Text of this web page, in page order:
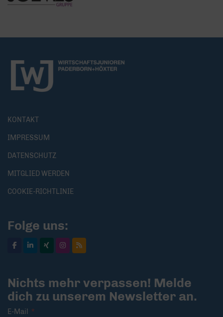
KONTAKT
IMPRESSUM
DATENSCHUTZ
MITGLIED WERDEN
COOKIE-RICHTLINIE
Folge uns:
Nichts mehr verpassen! Melde
dich zu unserem Newsletter an.
E-Mail